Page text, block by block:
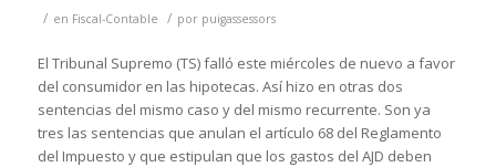
/ en Fiscal-Contable / por puigassessors
El Tribunal Supremo (TS) falló este miércoles de nuevo a favor
del consumidor en las hipotecas. Así hizo en otras dos
sentencias del mismo caso y del mismo recurrente. Son ya
tres las sentencias que anulan el artículo 68 del Reglamento
del Impuesto y que estipulan que los gastos del AJD deben